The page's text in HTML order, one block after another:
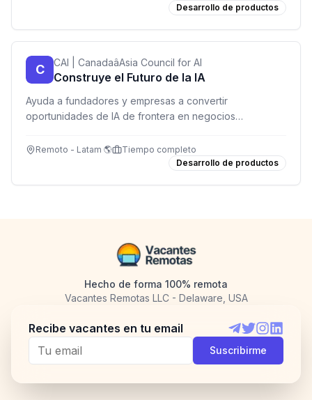
Desarrollo de productos
C CAI | CanadaâAsia Council for AI
Construye el Futuro de la IA
Ayuda a fundadores y empresas a convertir
oportunidades de IA de frontera en negocios
expansión global.
Remoto - Latam 🌎
Tiempo completo
Desarrollo de productos
Hecho de forma 100% remota
Vacantes Remotas LLC - Delaware, USA
Recibe vacantes en tu email
Telegram
TwitterInstagram
Suscribirme